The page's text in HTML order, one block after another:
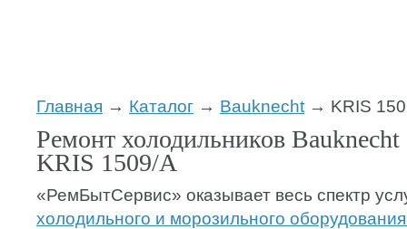
Главная → Каталог → Bauknecht → KRIS
Ремонт холодильников Bauknecht
KRIS 1509/A
«РемБытСервис» оказывает весь спектр
холодильного и морозильного